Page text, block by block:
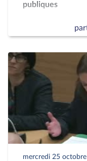
publiques
mercredi 25